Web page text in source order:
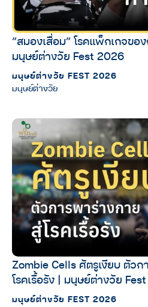
“สมองเสื่อม” โรคแพ็กเกจขอ
มนุษย์ต่างวัย Fest 2026
มนุษย์ต่างวัย FEST 2026
มนุษย์ต่างวัย
Zombie Cells ศัตรูเงียบ ตัว
โรคเรื้อรัง | มนุษย์ต่างวัย
มนุษย์ต่างวัย FEST 2026